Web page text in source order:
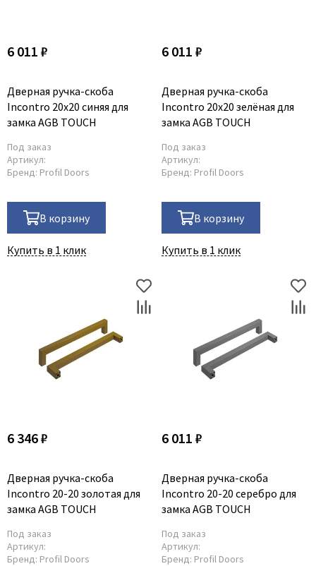
Ofram
Optima Porte
Oro - Oro
Philips
Porte Vista
Portika
Poseidon
Regidoors
Valcomp
Verum
Viporte
Zadoor
6 011 ₽
Дверная ручка-скоба
Incontro 20x20 синяя для
замка AGB TOUCH
Под заказ
Артикул:
Бренд: Profil Doors
В корзину
Купить в 1 клик
6 011 ₽
Дверная ручка-скоба
Incontro 20x20 зелёная для
замка AGB TOUCH
Под заказ
Артикул:
Бренд: Profil Doors
В корзину
Купить в 1 клик
6 346 ₽
Дверная ручка-скоба
Incontro 20-20 золотая для
замка AGB TOUCH
Под заказ
Артикул:
Бренд: Profil Doors
6 011 ₽
Дверная ручка-скоба
Incontro 20-20 серебро для
замка AGB TOUCH
Под заказ
Артикул:
Бренд: Profil Doors